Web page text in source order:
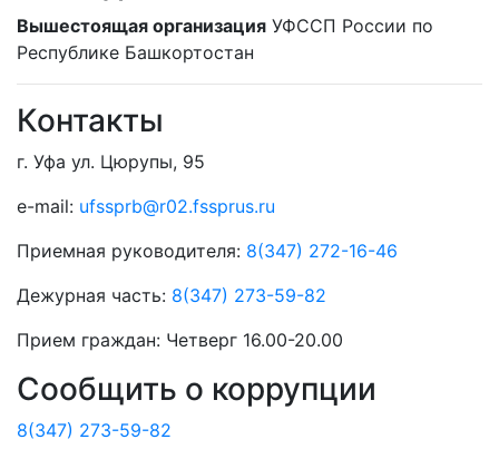
Вышестоящая организация УФССП России по
Республике Башкортостан
Контакты
г. Уфа ул. Цюрупы, 95
e-mail: ufssprb@r02.fssprus.ru
Приемная руководителя: 8(347) 272-16-46
Дежурная часть: 8(347) 273-59-82
Прием граждан: Четверг 16.00-20.00
Сообщить о коррупции
8(347) 273-59-82